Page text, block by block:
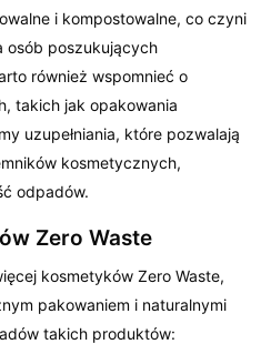
i kompostowalne, co czyni
osób poszukujących
również wspomnieć o
takich jak opakowania
uzupełniania, które pozwalają
kosmetycznych,
odpadów.
Zero Waste
kosmetyków Zero Waste,
pakowaniem i naturalnymi
takich produktów: